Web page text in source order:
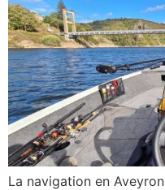
La navigation en Aveyron